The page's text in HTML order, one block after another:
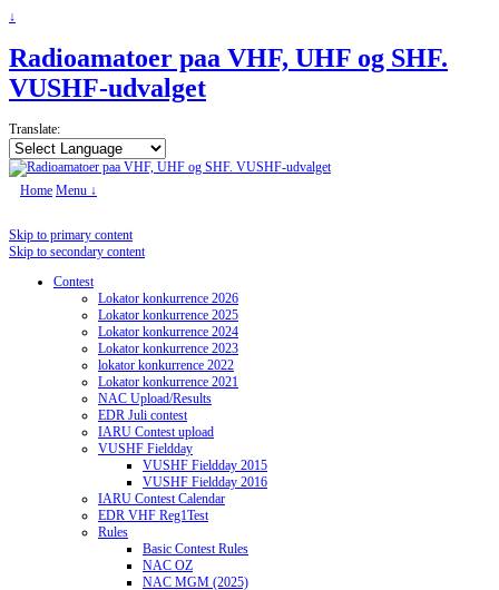
↓
Radioamatoer paa VHF, UHF og SHF.
VUSHF-udvalget
Translate:
Home Menu ↓
Skip to primary content
Skip to secondary content
Contest
Lokator konkurrence 2026
Lokator konkurrence 2025
Lokator konkurrence 2024
Lokator konkurrence 2023
lokator konkurrence 2022
Lokator konkurrence 2021
NAC Upload/Results
EDR Juli contest
IARU Contest upload
VUSHF Fieldday
VUSHF Fieldday 2015
VUSHF Fieldday 2016
IARU Contest Calendar
EDR VHF Reg1Test
Rules
Basic Contest Rules
NAC OZ
NAC MGM (2025)